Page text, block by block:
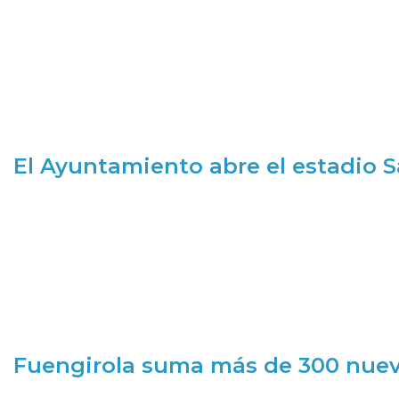
El Ayuntamiento abre el estadio
Fuengirola suma más de 300